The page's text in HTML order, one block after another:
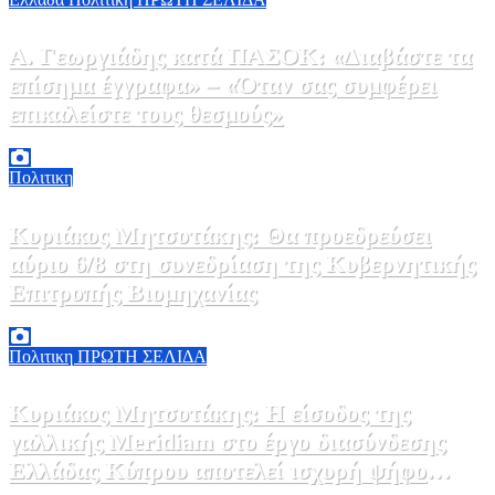
Α. Γεωργιάδης κατά ΠΑΣΟΚ: «Διαβάστε τα
επίσημα έγγραφα» – «Όταν σας συμφέρει
επικαλείστε τους θεσμούς»
Πολιτικη
Κυριάκος Μητσοτάκης: Θα προεδρεύσει
αύριο 6/8 στη συνεδρίαση της Κυβερνητικής
Επιτροπής Βιομηχανίας
Πολιτικη ΠΡΩΤΗ ΣΕΛΙΔΑ
Κυριάκος Μητσοτάκης: Η είσοδος της
γαλλικής Meridiam στο έργο διασύνδεσης
Ελλάδας Κύπρου αποτελεί ισχυρή ψήφο